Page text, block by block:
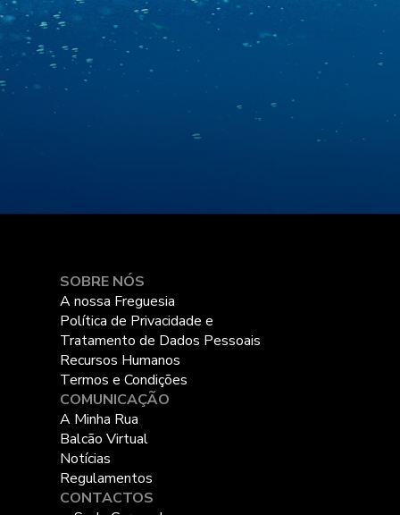
SOBRE NÓS
A nossa Freguesia
Política de Privacidade e
Tratamento de Dados Pessoais
Recursos Humanos
Termos e Condições
COMUNICAÇÃO
A Minha Rua
Balcão Virtual
Notícias
Regulamentos
CONTACTOS